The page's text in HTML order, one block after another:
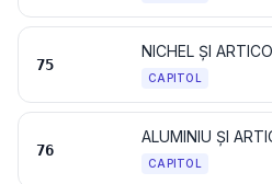
75
NICHEL ȘI
CAPITOL
76
ALUMINIU ȘI
CAPITOL